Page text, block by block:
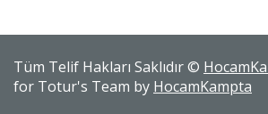
Tüm Telif Hakları Saklıdır ©
for Totur's Team by HocamKampta